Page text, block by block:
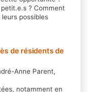
? Comment
possibles
de résidents de
Anne Parent,
notamment en